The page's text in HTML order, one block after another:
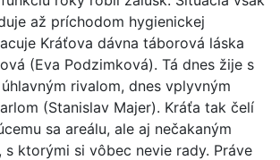
až príchodom hygienickej
Kráťova dávna táborová láska
(Eva Podzimková). Tá dnes žije s
rivalom, dnes vplyvným
(Stanislav Majer). Kráťa tak čelí
sa areálu, ale aj nečakaným
s ktorými si vôbec nevie rady. Práve